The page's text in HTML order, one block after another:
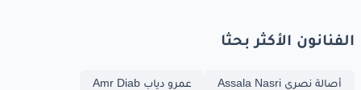
الفنانون الأكثر بحثا
أصالة نصري Assala Nasri
عمرو دياب Amr Diab